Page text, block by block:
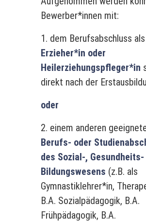
Bewerber*innen mit:
1. dem Berufsabschluss als
Erzieher*in oder
Heilerziehungspfleger*in
direkt nach der
oder
2. einem anderen
Berufs- oder
des Sozial-, Gesundheits-
Bildungswesens (z.B. als
Gymnastiklehrer*in,
B.A. Sozialpädagogik, B.A.
Frühpädagogik, B.A.